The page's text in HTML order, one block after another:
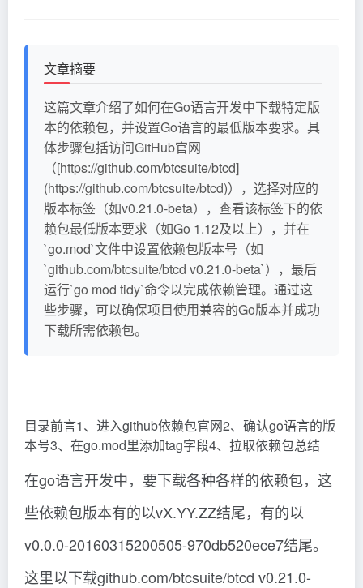
文章摘要
这篇文章介绍了如何在Go语言开发中下载特定版
本的依赖包，并设置Go语言的最低版本要求。具
体步骤包括访问GitHub官网
（[https://github.com/btcsuite/btcd]
(https://github.com/btcsuite/btcd)），选择对应的
版本标签（如v0.21.0-beta），查看该标签下的依
赖包最低版本要求（如Go 1.12及以上），并在
`go.mod`文件中设置依赖包版本号（如
`github.com/btcsuite/btcd v0.21.0-beta`），最后
运行`go mod tidy`命令以完成依赖管理。通过这
些步骤，可以确保项目使用兼容的Go版本并成功
下载所需依赖包。
目录前言1、进入github依赖包官网2、确认go语言的版
本号3、在go.mod里添加tag字段4、拉取依赖包总结
在go语言开发中，要下载各种各样的依赖包，这
些依赖包版本有的以vX.YY.ZZ结尾，有的以
v0.0.0-20160315200505-970db520ece7结尾。
这里以下载github.com/btcsuite/btcd v0.21.0-